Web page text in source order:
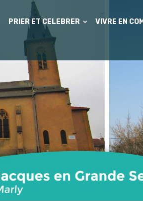
PRIER ET CELEBRER VIVRE EN